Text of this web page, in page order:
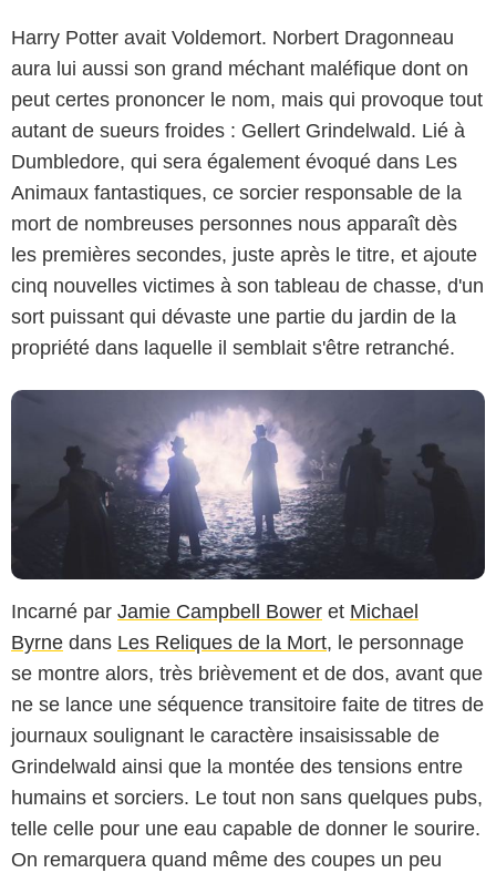
Harry Potter avait Voldemort. Norbert Dragonneau
aura lui aussi son grand méchant maléfique dont on
peut certes prononcer le nom, mais qui provoque tout
autant de sueurs froides : Gellert Grindelwald. Lié à
Dumbledore, qui sera également évoqué dans Les
Animaux fantastiques, ce sorcier responsable de la
mort de nombreuses personnes nous apparaît dès
les premières secondes, juste après le titre, et ajoute
cinq nouvelles victimes à son tableau de chasse, d'un
sort puissant qui dévaste une partie du jardin de la
propriété dans laquelle il semblait s'être retranché.
Incarné par Jamie Campbell Bower et Michael
Byrne dans Les Reliques de la Mort, le personnage
se montre alors, très brièvement et de dos, avant que
ne se lance une séquence transitoire faite de titres de
journaux soulignant le caractère insaisissable de
Grindelwald ainsi que la montée des tensions entre
humains et sorciers. Le tout non sans quelques pubs,
telle celle pour une eau capable de donner le sourire.
On remarquera quand même des coupes un peu